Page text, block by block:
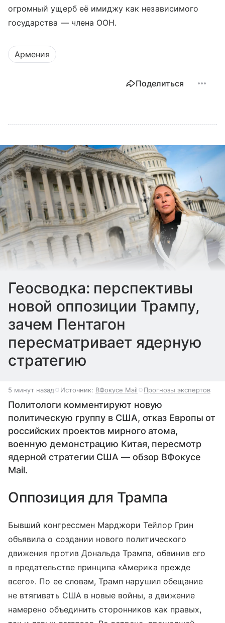
огромный ущерб её имиджу как независимого
государства — члена ООН.
Армения
Поделиться
Геосводка: перспективы
новой оппозиции Трампу,
зачем Пентагон
пересматривает ядерную
стратегию
5 минут назад Источник: ВФокусе Mail Прогнозы экспертов
Политологи комментируют новую
политическую группу в США, отказ Европы от
российских проектов мирного атома,
военную демонстрацию Китая, пересмотр
ядерной стратегии США — обзор ВФокусе
Mail.
Оппозиция для Трампа
Бывший конгрессмен Марджори Тейлор Грин
объявила о создании нового политического
движения против Дональда Трампа, обвинив его
в предательстве принципа «Америка прежде
всего». По ее словам, Трамп нарушил обещание
не втягивать США в новые войны, а движение
намерено объединить сторонников как правых,